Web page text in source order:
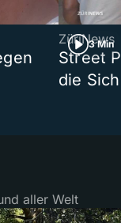
3 Min
ZüriNews
Street
die
aller Welt